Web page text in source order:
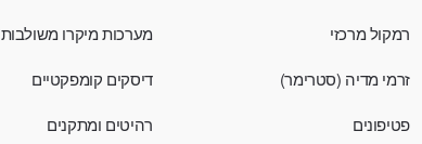
רמקול מרכזי
זרמי מדיה (סטרימר)
פטיפונים
מערכות מיקרו משולבות
דיסקים קומפקטיים
רהיטים ומתקנים